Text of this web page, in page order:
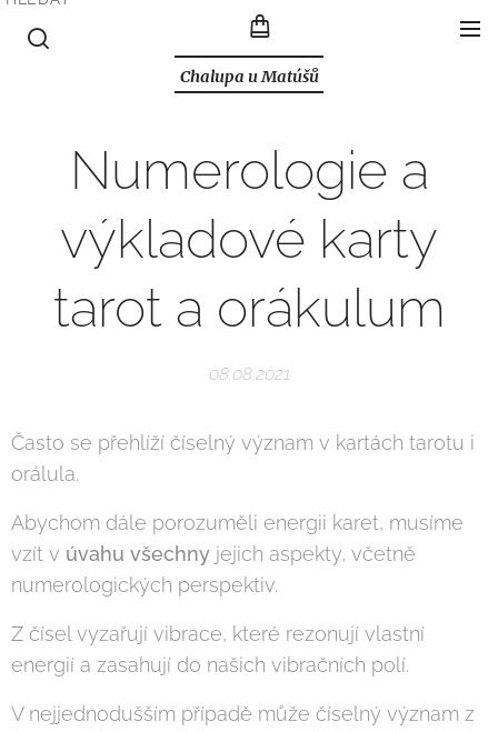
Chalupa u Matúšů
Numerologie a
výkladové karty
tarot a orákulum
08.08.2021
Často se přehlíží číselný význam v kartách tarotu i
orálula.
Abychom dále porozuměli energii karet, musíme
vzít v úvahu všechny jejich aspekty, včetně
numerologických perspektiv.
Z čísel vyzařují vibrace, které rezonují vlastní
energií a zasahují do našich vibračních polí.
V nejjednodušším případě může číselný význam z